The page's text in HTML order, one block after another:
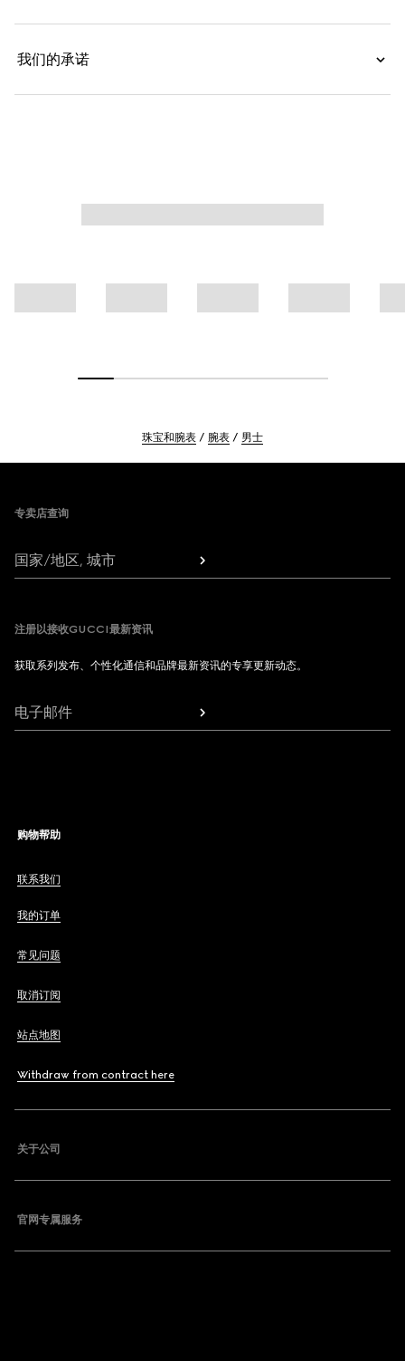
我们的承诺
珠宝和腕表 腕表 男士
专卖店查询
国家/地区, 城市
注册以接收GUCCI最新资讯
获取系列发布、个性化通信和品牌最新资讯的专享更新动态。
电子邮件
购物帮助
联系我们
我的订单
常见问题
取消订阅
站点地图
Withdraw from contract here
关于公司
官网专属服务